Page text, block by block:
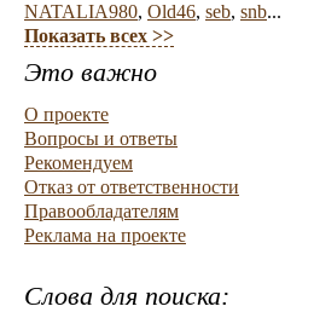
NATALIA980, Old46, seb, snb...
Показать всех >>
Это важно
О проекте
Вопросы и ответы
Рекомендуем
Отказ от ответственности
Правообладателям
Реклама на проекте
Слова для поиска: